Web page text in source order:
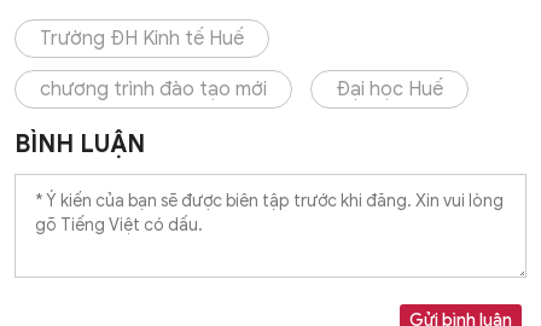
Trường ĐH Kinh tế Huế
chương trình đào tạo mới Đại học Huế
BÌNH LUẬN
Gửi bình luận